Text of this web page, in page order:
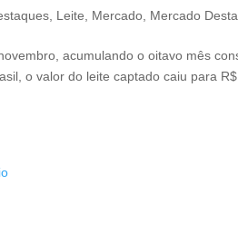
, Leite, Mercado, Mercado
acumulando o oitavo mês
o valor do leite captado caiu para